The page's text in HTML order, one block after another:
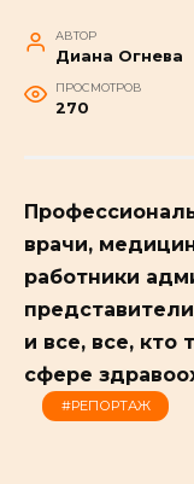
АВТОР
Диана Огнева
ПРОСМОТРОВ
270
врачи,
работники
и все, все, кто
сфере
#РЕПОРТАЖ